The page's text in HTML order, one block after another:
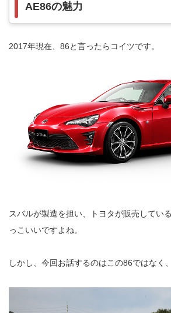
AE86の魅力
2017年現在、86と言ったらコイツです。
スバルが製造を担い、トヨタが販売してい
っこいいですよね。
しかし、今回お話するのはこの86ではなく